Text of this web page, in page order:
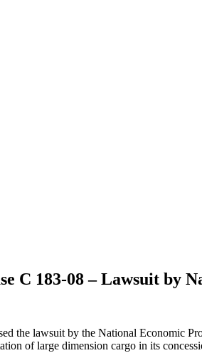
C 183-08 – Lawsuit by
the lawsuit by the National Economic
of large dimension cargo in its